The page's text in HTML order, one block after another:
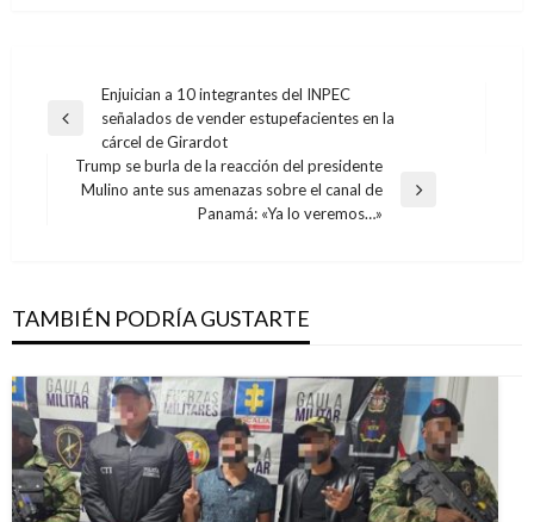
Navegación
de
entradas
Entrada
Enjuician a 10 integrantes del INPEC
señalados de vender estupefacientes en la
cárcel de Girardot
Entrada
Trump se burla de la reacción del presidente
Mulino ante sus amenazas sobre el canal de
Panamá: «Ya lo veremos…»
TAMBIÉN PODRÍA GUSTARTE